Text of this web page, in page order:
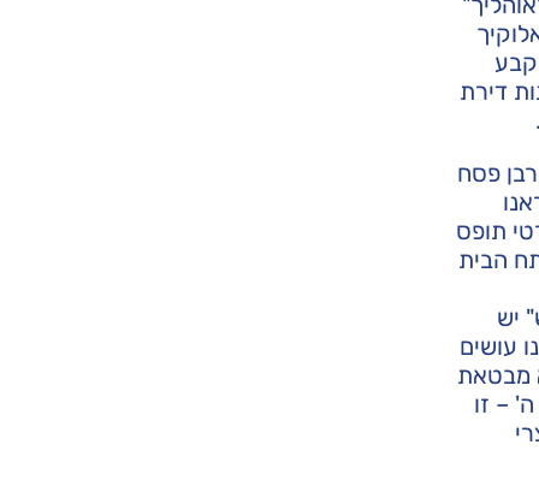
קבע
דירת
פסח
תופס
הבית
יש
עושים
מבטאת
– זו